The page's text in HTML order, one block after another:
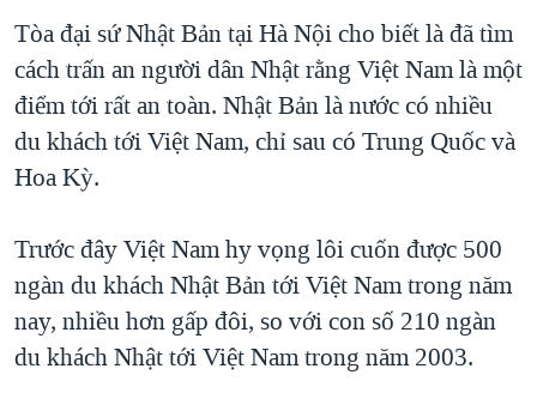
VĂN HOÁ
THỂ THAO
GIÁO DỤC
GROUND ZERO – XƯA VÀ NAY
CHI PHÍ CHIẾN TRANH AFGHANISTAN
CÁC GIÁ TRỊ CỘNG HÒA Ở VIỆT NAM
THƯỢNG ĐỈNH TRUMP-KIM TẠI VIỆT NAM
NGƯ DÂN VIỆT VÀ LÀN SÓNG TRỘM HẢI SÂM
BÊN KIA QUỐC LỘ: TIẾNG VỌNG TỪ NÔNG THÔN MỸ
QUAN HỆ VIỆT MỸ
Ngôn ngữ khác
Tòa đại sứ Nhật Bản tại Hà Nội cho biết là đã tìm
cách trấn an người dân Nhật rằng Việt Nam là một
điểm tới rất an toàn. Nhật Bản là nước có nhiều
du khách tới Việt Nam, chỉ sau có Trung Quốc và
Hoa Kỳ.
Trước đây Việt Nam hy vọng lôi cuốn được 500
ngàn du khách Nhật Bản tới Việt Nam trong năm
nay, nhiều hơn gấp đôi, so với con số 210 ngàn
du khách Nhật tới Việt Nam trong năm 2003.